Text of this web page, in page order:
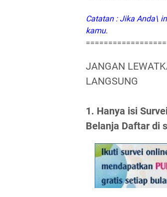
Catatan : Jika Anda\
kamu.
JANGAN
LANGSUNG
1. Hanya isi
Belanja Daftar di